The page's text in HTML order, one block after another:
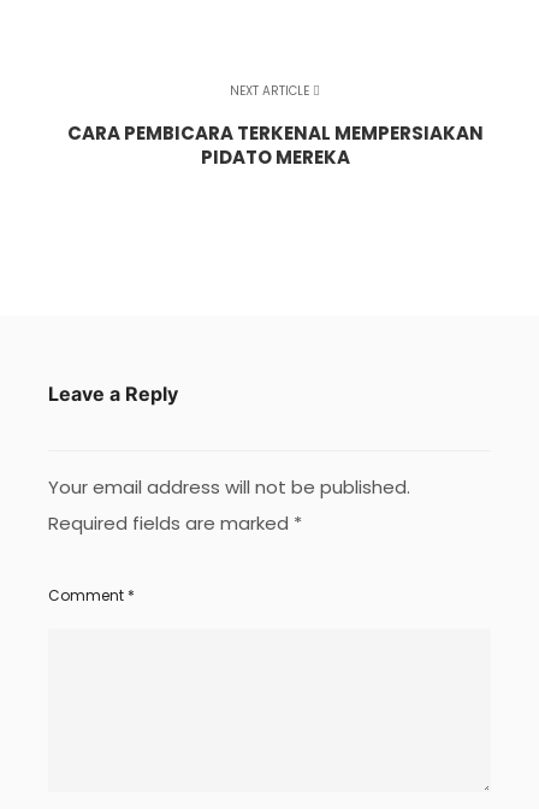
NEXT ARTICLE
CARA PEMBICARA TERKENAL MEMPERSIAKAN
PIDATO MEREKA
Leave a Reply
Your email address will not be published.
Required fields are marked *
Comment *